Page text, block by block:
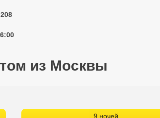
из Москвы
9 ночей